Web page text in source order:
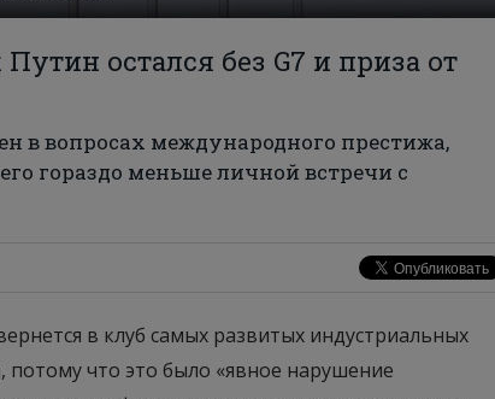
остался без G7 и приза от
в вопросах международного престижа,
гораздо меньше личной встречи с
в клуб самых развитых индустриальных
что это было «явное нарушение